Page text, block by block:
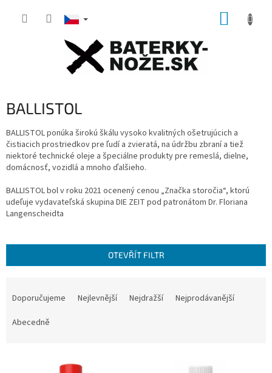
BALLISTOL
BALLISTOL ponúka širokú škálu vysoko kvalitných ošetrujúcich a
čistiacich prostriedkov pre ľudí a zvieratá, na údržbu zbraní a tiež
niektoré technické oleje a špeciálne produkty pre remeslá, dielne,
domácnosť, vozidlá a mnoho ďalšieho.
BALLISTOL bol v roku 2021 ocenený cenou „Značka storočia“, ktorú
udeľuje vydavateľská skupina DIE ZEIT pod patronátom Dr. Floriana
Langenscheidta
OTEVŘÍT FILTR
Doporučujeme Nejlevnější Nejdražší
Nejprodávanější
Abecedně